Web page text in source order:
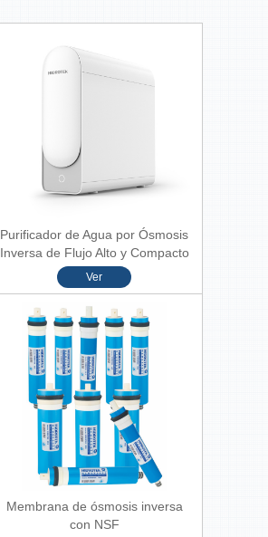
Purificador de Agua por Ósmosis
Inversa de Flujo Alto y Compacto
(S01-1200G)
Ver
Membrana de ósmosis inversa
con NSF